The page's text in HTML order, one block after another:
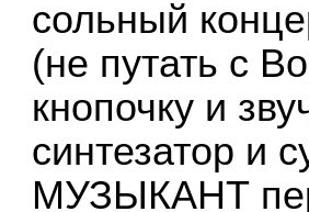
сольный
(не путать с
кнопочку и
синтезатор и
МУЗЫКАНТ